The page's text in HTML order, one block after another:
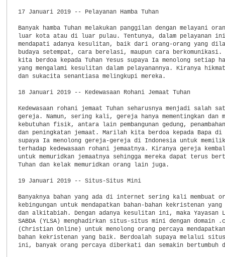
17 Januari 2019 -- Pelayanan Hamba Tuhan
Banyak hamba Tuhan melakukan panggilan dengan melayani
luar kota atau di luar pulau. Tentunya, dalam pelayanan
mendapati adanya kesulitan, baik dari orang-orang yang
budaya setempat, cara berelasi, maupun cara
kita berdoa kepada Tuhan Yesus supaya Ia menolong setiap
yang mengalami kesulitan dalam pelayanannya. Kiranya
dan sukacita senantiasa melingkupi mereka.
18 Januari 2019 -- Kedewasaan Rohani Jemaat Tuhan
Kedewasaan rohani jemaat Tuhan seharusnya menjadi salah
gereja. Namun, sering kali, gereja hanya mementingkan dan
kebutuhan fisik, antara lain pembangunan gedung,
dan peningkatan jemaat. Marilah kita berdoa kepada Bapa
supaya Ia menolong gereja-gereja di Indonesia untuk
terhadap kedewasaan rohani jemaatnya. Kiranya gereja
untuk memuridkan jemaatnya sehingga mereka dapat terus
Tuhan dan kelak memuridkan orang lain juga.
19 Januari 2019 -- Situs-Situs Mini
Banyaknya bahan yang ada di internet sering kali membuat
kebingungan untuk mendapatkan bahan-bahan kekristenan
dan alkitabiah. Dengan adanya kesulitan ini, maka Yayasan
SABDA (YLSA) menghadirkan situs-situs mini dengan domain
(Christian Online) untuk menolong orang percaya
bahan kekristenan yang baik. Berdoalah supaya melalui
ini, banyak orang percaya diberkati dan semakin bertumbuh